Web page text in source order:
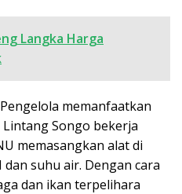
Langka Harga
memanfaatkan
Songo bekerja
memasangkan alat di
suhu air. Dengan cara
dan ikan terpelihara